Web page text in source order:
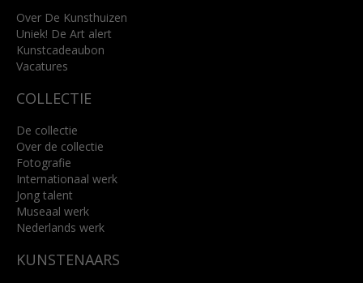
info@kunsthuisbreda.nl
Lees meer
Over De Kunsthuizen
Uniek! De Art alert
Kunstcadeaubon
Vacatures
COLLECTIE
De collectie
Over de collectie
Fotografie
Internationaal werk
Jong talent
Museaal werk
Nederlands werk
KUNSTENAARS